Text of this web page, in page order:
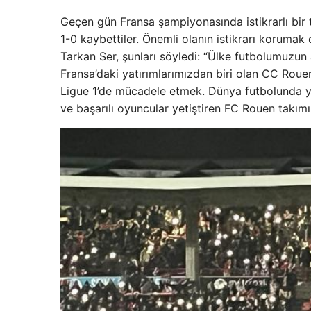
Geçen gün Fransa şampiyonasında istikrarlı bir
1-0 kaybettiler. Önemli olanın istikrarı
Tarkan Ser, şunları söyledi: “Ülke
Fransa’daki yatırımlarımızdan biri olan CC
Ligue 1’de mücadele etmek. Dünya
ve başarılı oyuncular yetiştiren FC Rouen